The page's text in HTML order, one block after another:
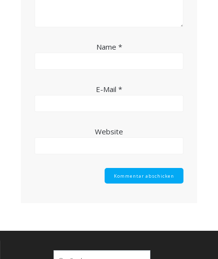
Name *
E-Mail *
Website